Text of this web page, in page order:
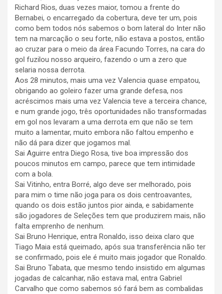
Richard Rios, duas vezes maior, tomou a frente do
Bernabei, o encarregado da cobertura, deve ter um, pois
como bem todos nós sabemos o bom lateral do Inter não
tem na marcação o seu forte, não estava a postos, então
ao cruzar para o meio da área Facundo Torres, na cara do
gol fuzilou nosso arqueiro, fazendo o um a zero que
selaria nossa derrota.
Aos 28 minutos, mais uma vez Valencia quase empatou,
obrigando ao goleiro fazer uma grande defesa, nos
acréscimos mais uma vez Valencia teve a terceira chance,
e num grande jogo, três oportunidades não transformadas
em gol nos levaram a uma derrota em que não se tem
muito a lamentar, muito embora não faltou empenho e
não dá para dizer que jogamos mal.
Sai Aguirre entra Diego Rosa, tive boa impressão dos
poucos minutos em campo, parece que tem intimidade
com a bola.
Sai Vitinho, entra Borré, algo deve ser melhorado, pois
para mim o time não joga para os dois centroavantes,
quando os dois estão juntos pior ainda, e sabidamente
são jogadores de Seleções tem que produzirem mais, não
falta emprenho de nenhum.
Sai Bruno Henrique, entra Ronaldo, isso deixa claro que
Tiago Maia está queimado, após sua transferência não ter
se confirmado, pois ele é muito mais jogador que Ronaldo.
Sai Bruno Tabata, que mesmo tendo insistido em algumas
jogadas de calcanhar, não estava mal, entra Gabriel
Carvalho que como sabemos só fará bem as combalidas